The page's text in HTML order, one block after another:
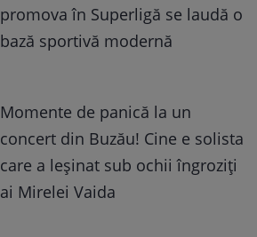
promova în Superligă se laudă o
bază sportivă modernă
Momente de panică la un
concert din Buzău! Cine e solista
care a leșinat sub ochii îngroziți
ai Mirelei Vaida